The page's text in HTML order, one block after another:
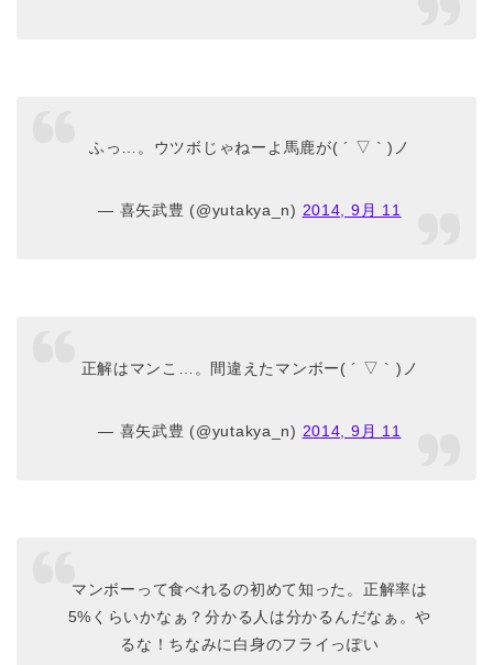
ふっ…。ウツボじゃねーよ馬鹿が( ´ ▽ ` )ノ
— 喜矢武豊 (@yutakya_n) 2014, 9月 11
正解はマンこ…。間違えたマンボー( ´ ▽ ` )ノ
— 喜矢武豊 (@yutakya_n) 2014, 9月 11
マンボーって食べれるの初めて知った。正解率は
5%くらいかなぁ？分かる人は分かるんだなぁ。や
るな！ちなみに白身のフライっぽい